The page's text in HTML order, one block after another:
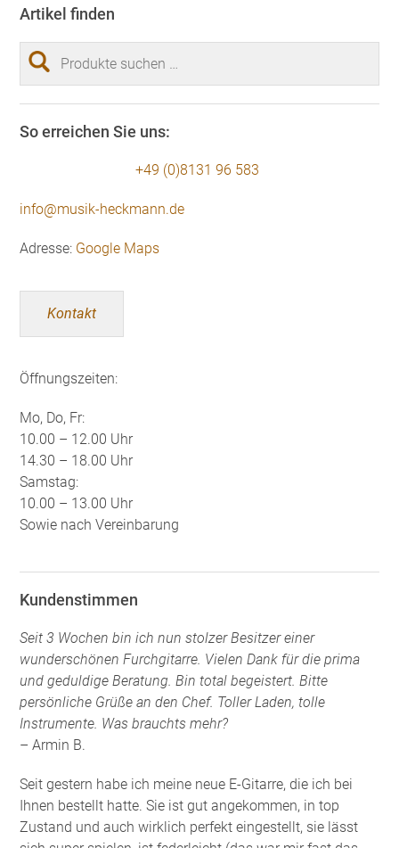
Artikel finden
Suchen
nach:
So erreichen Sie uns:
+49 (0)8131 96 583
info@musik-heckmann.de
Adresse: Google Maps
Kontakt
Öffnungszeiten:
Mo, Do, Fr:
10.00 – 12.00 Uhr
14.30 – 18.00 Uhr
Samstag:
10.00 – 13.00 Uhr
Sowie nach Vereinbarung
Kundenstimmen
Seit 3 Wochen bin ich nun stolzer Besitzer einer
wunderschönen Furchgitarre. Vielen Dank für die prima
und geduldige Beratung. Bin total begeistert. Bitte
persönliche Grüße an den Chef. Toller Laden, tolle
Instrumente. Was brauchts mehr?
– Armin B.
Seit gestern habe ich meine neue E-Gitarre, die ich bei
Ihnen bestellt hatte. Sie ist gut angekommen, in top
Zustand und auch wirklich perfekt eingestellt, sie lässt